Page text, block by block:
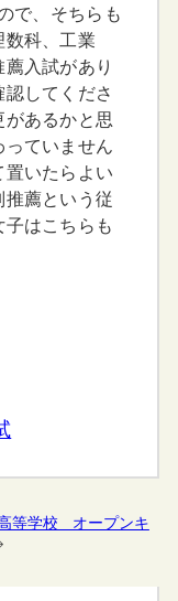
で、そちらも
科、工業
入試があり
してくださ
あるかと思
ていません
いたらよい
薦という従
はこちらも
等学校 オープンキ